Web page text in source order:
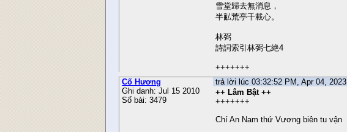
雪堂歸去無消息，
半畆荒亭千載心。
林弼
詩詞索引林弼七絶4
+++++++
Cố Hương
Ghi danh: Jul 15 2010
Số bài: 3479
trả lời lúc 03:32:52 PM, Apr 04, 2023
++ Lâm Bật ++
+++++++
Chí An Nam thứ Vương biên tu vận